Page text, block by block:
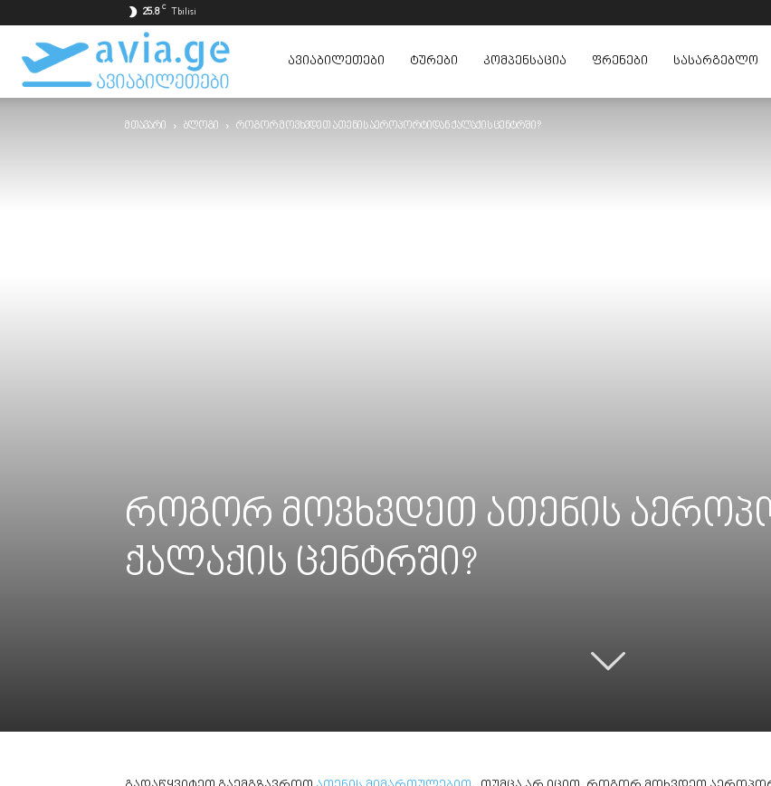
25.8 C Tbilisi
ავიაბილეთები
ყველაზე
ᲐᲕᲘᲐᲑᲘᲚᲔᲗᲔᲑᲘ ᲢᲣᲠᲔᲑᲘ ᲙᲝᲛᲞᲔᲜᲡᲐᲪᲘᲐ ᲤᲠᲔᲜᲔᲑᲘ ᲡᲐᲡᲐᲠᲒᲔᲑᲚᲝ
მთავარი ბლოგი როგორ მოვხვდეთ ათენის აეროპორტიდან ქალაქის ცენტრში?
როგორ მოვხვდეთ ათენის
ქალაქის ცენტრში?